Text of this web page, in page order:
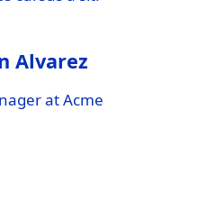
Alvarez
at Acme